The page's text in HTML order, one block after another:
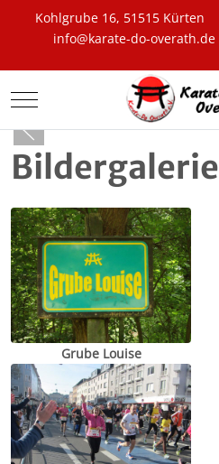
Kohlgrube 16, 51515 Kürten
info@karate-do-overath.de
Mobile Menu Toggle
Bildergalerie
Grube Louise